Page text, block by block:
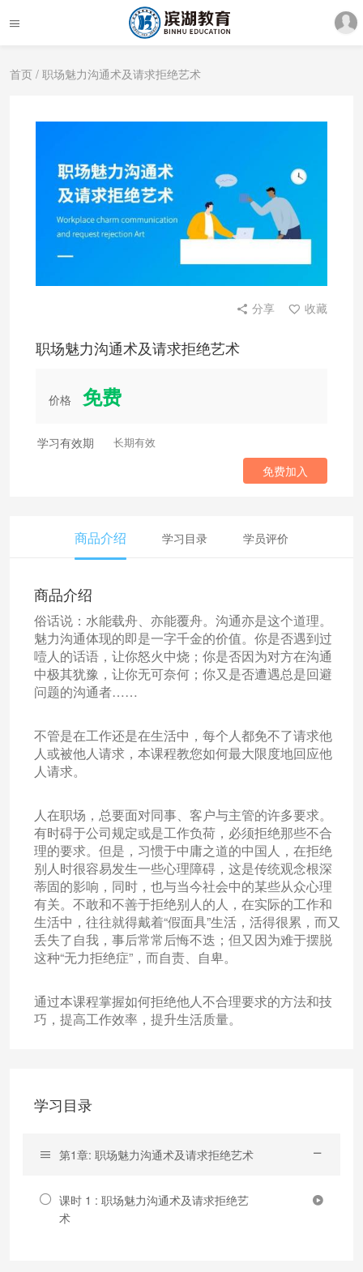
首页 / 职场魅力沟通术及请求拒绝艺术
分享 收藏
职场魅力沟通术及请求拒绝艺术
价格 免费
学习有效期 长期有效
免费加入
商品介绍 学习目录 学员评价
商品介绍
俗话说：水能载舟、亦能覆舟。沟通亦是这个道理。
魅力沟通体现的即是一字千金的价值。你是否遇到过
噎人的话语，让你怒火中烧；你是否因为对方在沟通
中极其犹豫，让你无可奈何；你又是否遭遇总是回避
问题的沟通者……
不管是在工作还是在生活中，每个人都免不了请求他
人或被他人请求，本课程教您如何最大限度地回应他
人请求。
人在职场，总要面对同事、客户与主管的许多要求。
有时碍于公司规定或是工作负荷，必须拒绝那些不合
理的要求。但是，习惯于中庸之道的中国人，在拒绝
别人时很容易发生一些心理障碍，这是传统观念根深
蒂固的影响，同时，也与当今社会中的某些从众心理
有关。不敢和不善于拒绝别人的人，在实际的工作和
生活中，往往就得戴着“假面具”生活，活得很累，而又
丢失了自我，事后常常后悔不迭；但又因为难于摆脱
这种“无力拒绝症”，而自责、自卑。
通过本课程掌握如何拒绝他人不合理要求的方法和技
巧，提高工作效率，提升生活质量。
学习目录
第1章: 职场魅力沟通术及请求拒绝艺术
课时 1 : 职场魅力沟通术及请求拒绝艺
术